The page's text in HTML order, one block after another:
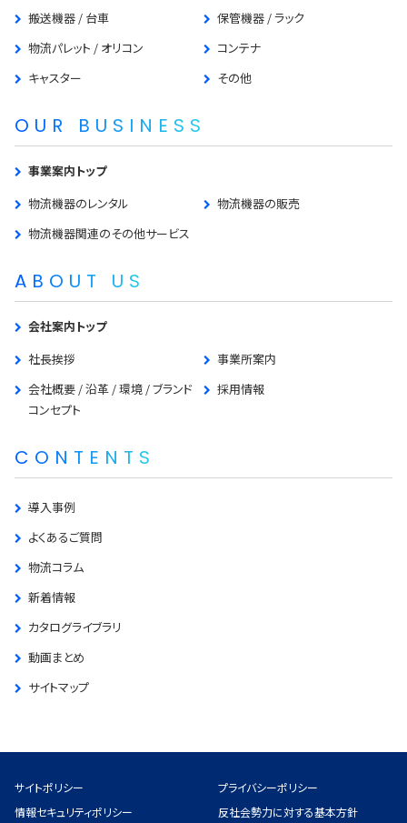
搬送機器 / 台車
保管機器 / ラック
物流パレット / オリコン
コンテナ
キャスター
その他
OUR BUSINESS
事業案内トップ
物流機器のレンタル
物流機器の販売
物流機器関連のその他サービス
ABOUT US
会社案内トップ
社長挨拶
事業所案内
会社概要 / 沿革 / 環境 / ブランド
コンセプト
採用情報
CONTENTS
導入事例
よくあるご質問
物流コラム
新着情報
カタログライブラリ
動画まとめ
サイトマップ
サイトポリシー
プライバシーポリシー
情報セキュリティポリシー
反社会勢力に対する基本方針